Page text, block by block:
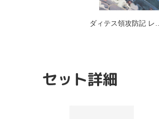
ダィテス領攻防記 レ…
セット詳細